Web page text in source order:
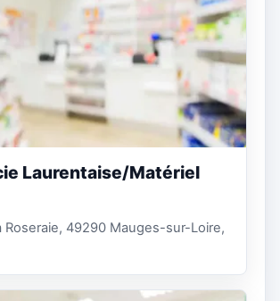
Laurentaise/Matériel
Roseraie, 49290 Mauges-sur-Loire,